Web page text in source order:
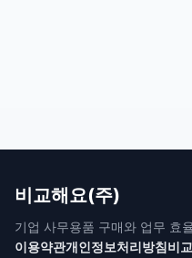
비교해요(주)
기업 사무용품 구매와 업무 효
이용약관개인정보처리방침비